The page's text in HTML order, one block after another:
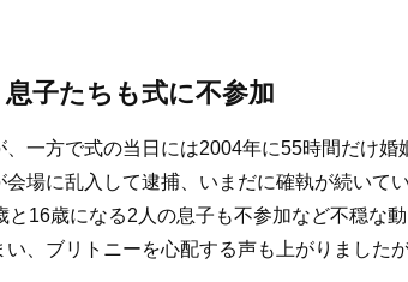
子たちも式に不参加
一方で式の当日には2004年に55時間だけ婚
場に乱入して逮捕、いまだに確執が続いて
16歳になる2人の息子も不参加など不穏な
い、ブリトニーを心配する声も上がりました